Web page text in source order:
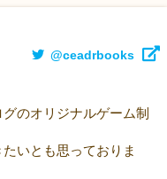
@ceadrbooks
のオリジナルゲーム制
いとも思っておりま